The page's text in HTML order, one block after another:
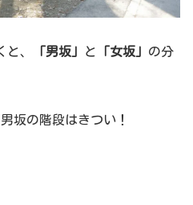
、 「男坂」 と 「女坂」 の分
坂の階段はきつい！